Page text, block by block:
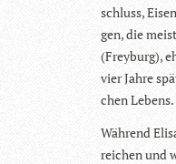
schluss,
gen, die
(Frey­burg),
vier Jahre
chen Lebens.
Wäh­rend
rei­chen und